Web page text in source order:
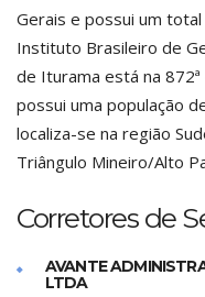
Gerais e possui um
Instituto Brasileiro de
de Iturama está na
possui uma população
localiza-se na região
Triângulo Mineiro/Alto
Corretores de
AVANTE
LTDA